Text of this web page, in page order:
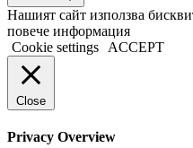
Нашият сайт използва
повече информация
Cookie settings
ACCEPT
Close
Privacy Overview